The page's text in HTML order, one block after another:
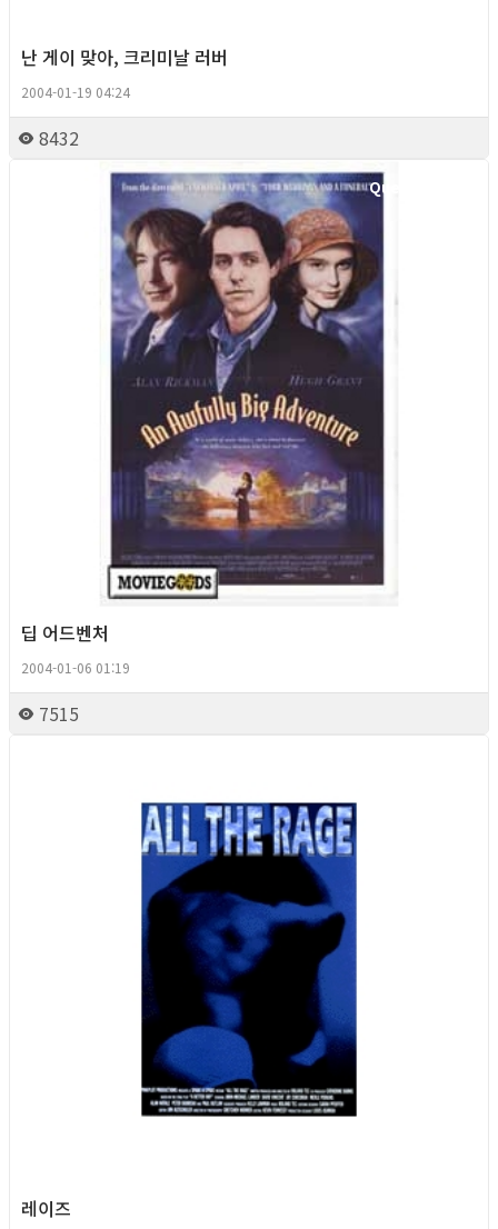
난 게이 맞아, 크리미날 러버
2004-01-19 04:24
8432
Queer Movie
딥 어드벤처
2004-01-06 01:19
7515
레이즈